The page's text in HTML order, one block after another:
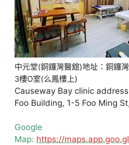
中元堂(銅鑼灣醫舘)地址：銅鑼
3樓O室(么鳳樓上)
Causeway Bay clinic
Foo Building, 1-5 Foo Ming
Google
Map: https://